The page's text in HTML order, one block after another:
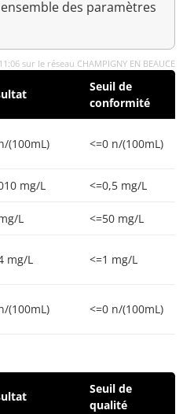
des paramètres
sur le réseau CHAMPIGNY EN BEAUCE
Seuil de
conformité
(100mL) <=0 n/(100mL)
mg/L <=0,5 mg/L
L <=50 mg/L
mg/L <=1 mg/L
(100mL) <=0 n/(100mL)
Seuil de
qualité